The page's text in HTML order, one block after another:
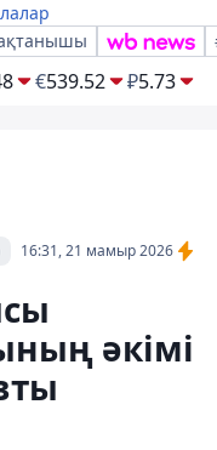
€539.52 ₽5.73
16:31, 21 мамыр 2026
әкімі